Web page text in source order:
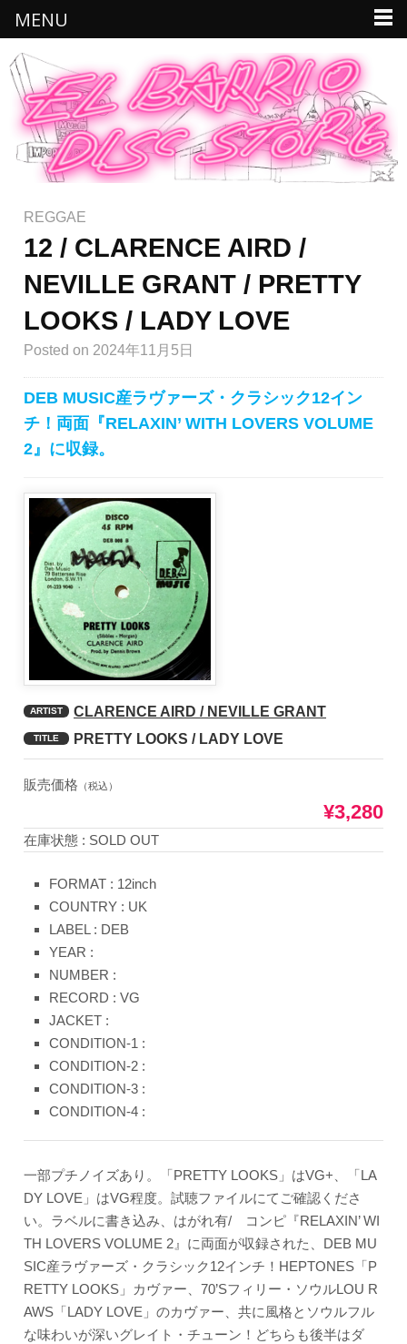
REGGAE
12 / CLARENCE AIRD /
NEVILLE GRANT / PRETTY
LOOKS / LADY LOVE
Posted on 2024年11月5日
DEB MUSIC産ラヴァーズ・クラシック12イン
チ！両面『RELAXIN’ WITH LOVERS VOLUME
2』に収録。
ARTIST CLARENCE AIRD / NEVILLE GRANT
TITLE PRETTY LOOKS / LADY LOVE
販売価格 （税込）
¥3,280
在庫状態 : SOLD OUT
FORMAT : 12inch
COUNTRY : UK
LABEL : DEB
YEAR :
NUMBER :
RECORD : VG
JACKET :
CONDITION-1 :
CONDITION-2 :
CONDITION-3 :
CONDITION-4 :
一部プチノイズあり。「PRETTY LOOKS」はVG+、「LA
DY LOVE」はVG程度。試聴ファイルにてご確認くださ
い。ラベルに書き込み、はがれ有/
コンピ『RELAXIN’ WI
TH LOVERS VOLUME 2』に両面が収録された、DEB MU
SIC産ラヴァーズ・クラシック12インチ！HEPTONES「P
RETTY LOOKS」カヴァー、70’Sフィリー・ソウルLOU R
AWS「LADY LOVE」のカヴァー、共に風格とソウルフル
な味わいが深いグレイト・チューン！どちらも後半はダ
MENU